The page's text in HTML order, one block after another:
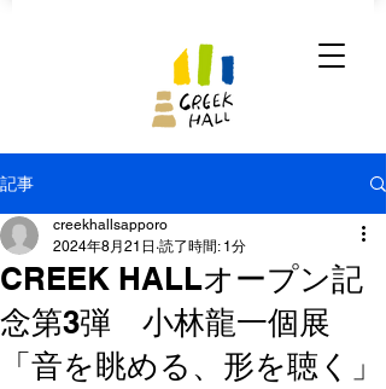
記事
CREEK HALLオープン記
念第3弾 小林龍一個展
「音を眺める、形を聴く」
creekhallsapporo
2024年8月21日 読了時間: 1分